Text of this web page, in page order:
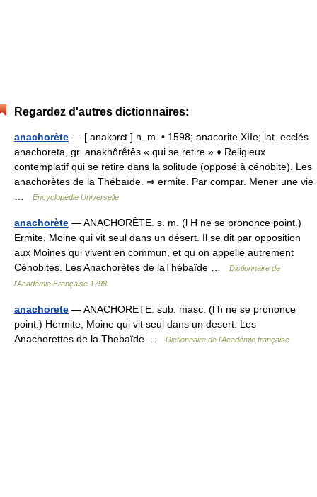
Regardez d'autres dictionnaires:
anachorète — [ anakɔrɛt ] n. m. • 1598; anacorite XIIe; lat. ecclés.
anachoreta, gr. anakhôrêtês « qui se retire » ♦ Religieux
contemplatif qui se retire dans la solitude (opposé à cénobite). Les
anachorètes de la Thébaïde. ⇒ ermite. Par compar. Mener une vie
Encyclopédie Universelle
anachorète — ANACHORÈTE. s. m. (l H ne se prononce point.)
Ermite, Moine qui vit seul dans un désert. Il se dit par opposition
aux Moines qui vivent en commun, et qu on appelle autrement
Cénobites. Les Anachorètes de laThébaïde …
Dictionnaire de
l'Académie Française 1798
anachorete — ANACHORETE. sub. masc. (l h ne se prononce
point.) Hermite, Moine qui vit seul dans un desert. Les
Anachorettes de la Thebaïde …
Dictionnaire de l'Académie française